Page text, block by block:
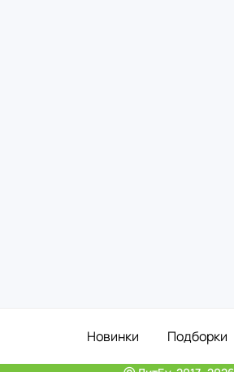
Новинки Подборки